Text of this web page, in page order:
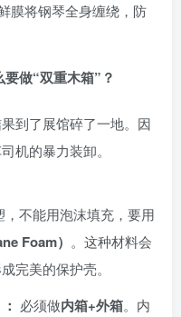
膜将钢琴全身缠绕，防
做“双重木箱”？
到了展馆碎了一地。因
机的暴力装卸。
不能用泡沫填充，要用
Foam） 。这种材料会
完美的保护壳。
必须做内箱+外箱。内